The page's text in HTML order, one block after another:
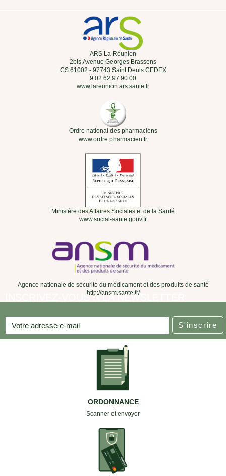
ARS La Réunion
2bis,Avenue Georges Brassens
CS 61002 - 97743 Saint Denis CEDEX
9 02 62 97 90 00
www.lareunion.ars.sante.fr
Ordre national des pharmaciens
www.ordre.pharmacien.fr
Ministère des Affaires Sociales et de la Santé
www.social-sante.gouv.fr
Agence nationale de sécurité du médicament et des produits de santé
http://ansm.sante.fr/
INSCRIVEZ-VOUS À LA NEWSLETTER
S'inscrire
ORDONNANCE
Scanner et envoyer